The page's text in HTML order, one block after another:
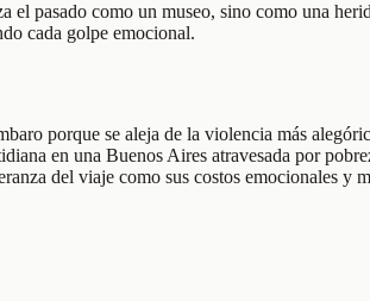
pasado como un museo, sino como una
cada golpe emocional.
porque se aleja de la violencia más
en una Buenos Aires atravesada por
del viaje como sus costos emocionales y